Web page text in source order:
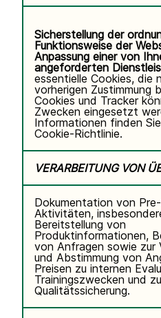
Sicherstellung der
Funktionsweise der
Anpassung einer von
angeforderten
essentielle Cookies, die
vorherigen Zustimmung
Cookies und Tracker
Zwecken eingesetzt
Informationen finden
Cookie-Richtlinie.
VERARBEITUNG VON
Dokumentation von
Aktivitäten,
Bereitstellung von
Produktinformationen,
von Anfragen sowie zur
und Abstimmung von
Preisen zu internen
Trainingszwecken und
Qualitätssicherung.